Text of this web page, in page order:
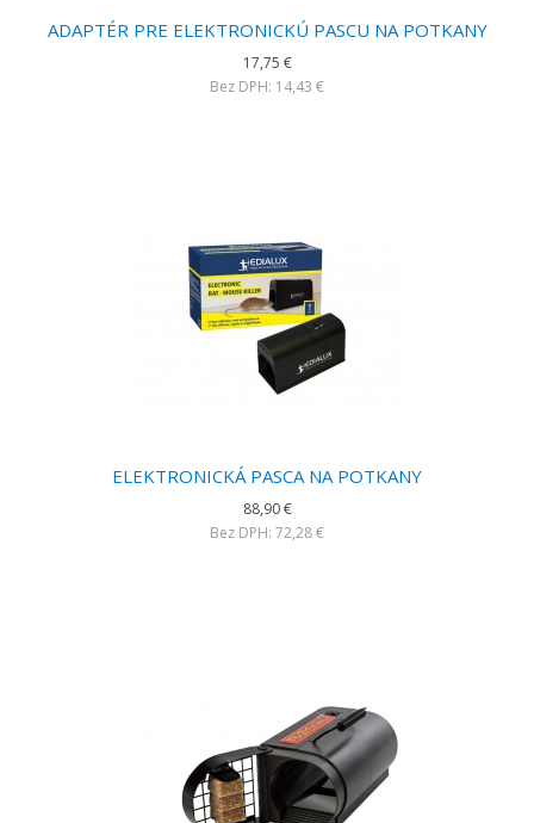
ADAPTÉR PRE ELEKTRONICKÚ PASCU NA POTKANY
17,75 €
Bez DPH: 14,43 €
ELEKTRONICKÁ PASCA NA POTKANY
88,90 €
Bez DPH: 72,28 €